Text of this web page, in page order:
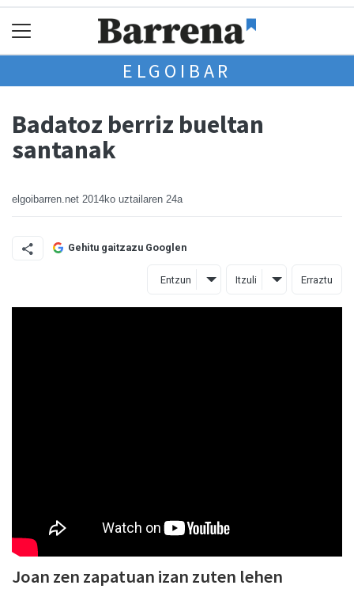
ELGOIBAR
Badatoz berriz bueltan
santanak
elgoibarren.net 2014ko uztailaren 24a
Gehitu gaitzazu Googlen
Entzun Itzuli Erraztu
Joan zen zapatuan izan zuten lehen